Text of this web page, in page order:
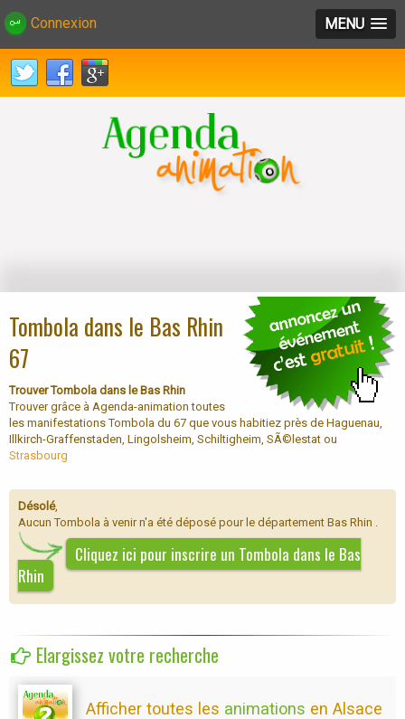
Connexion MENU
Tombola dans le Bas Rhin
67
Trouver Tombola dans le Bas Rhin
Trouver grâce à Agenda-animation toutes
les manifestations Tombola du 67 que vous habitiez près de Haguenau,
Illkirch-Graffenstaden, Lingolsheim, Schiltigheim, SÃ©lestat ou
Strasbourg
Désolé,
Aucun Tombola à venir n'a été déposé pour le département Bas Rhin .
Cliquez ici pour inscrire un Tombola dans le Bas
Rhin
Elargissez votre recherche
Afficher toutes les animations en Alsace